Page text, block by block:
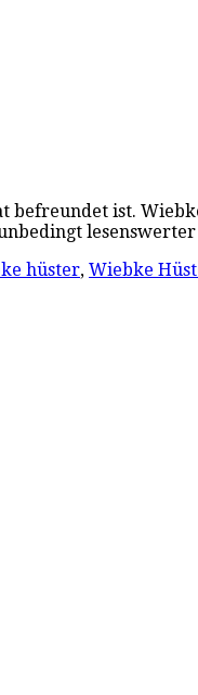
befreundet ist.
hüster, Wiebke